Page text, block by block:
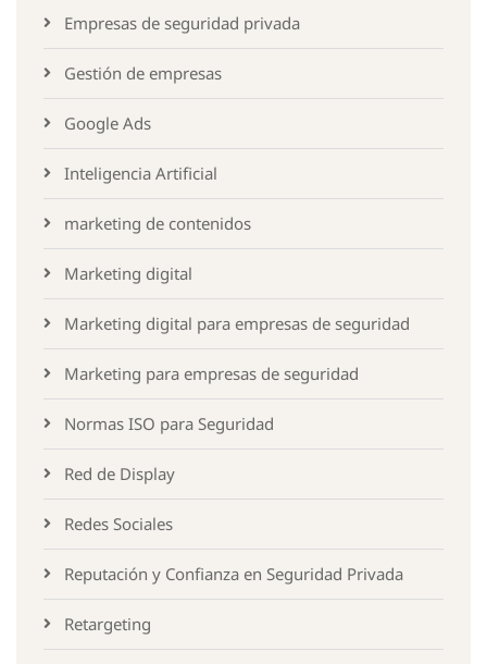
Empresas de seguridad privada
Gestión de empresas
Google Ads
Inteligencia Artificial
marketing de contenidos
Marketing digital
Marketing digital para empresas de seguridad
Marketing para empresas de seguridad
Normas ISO para Seguridad
Red de Display
Redes Sociales
Reputación y Confianza en Seguridad Privada
Retargeting